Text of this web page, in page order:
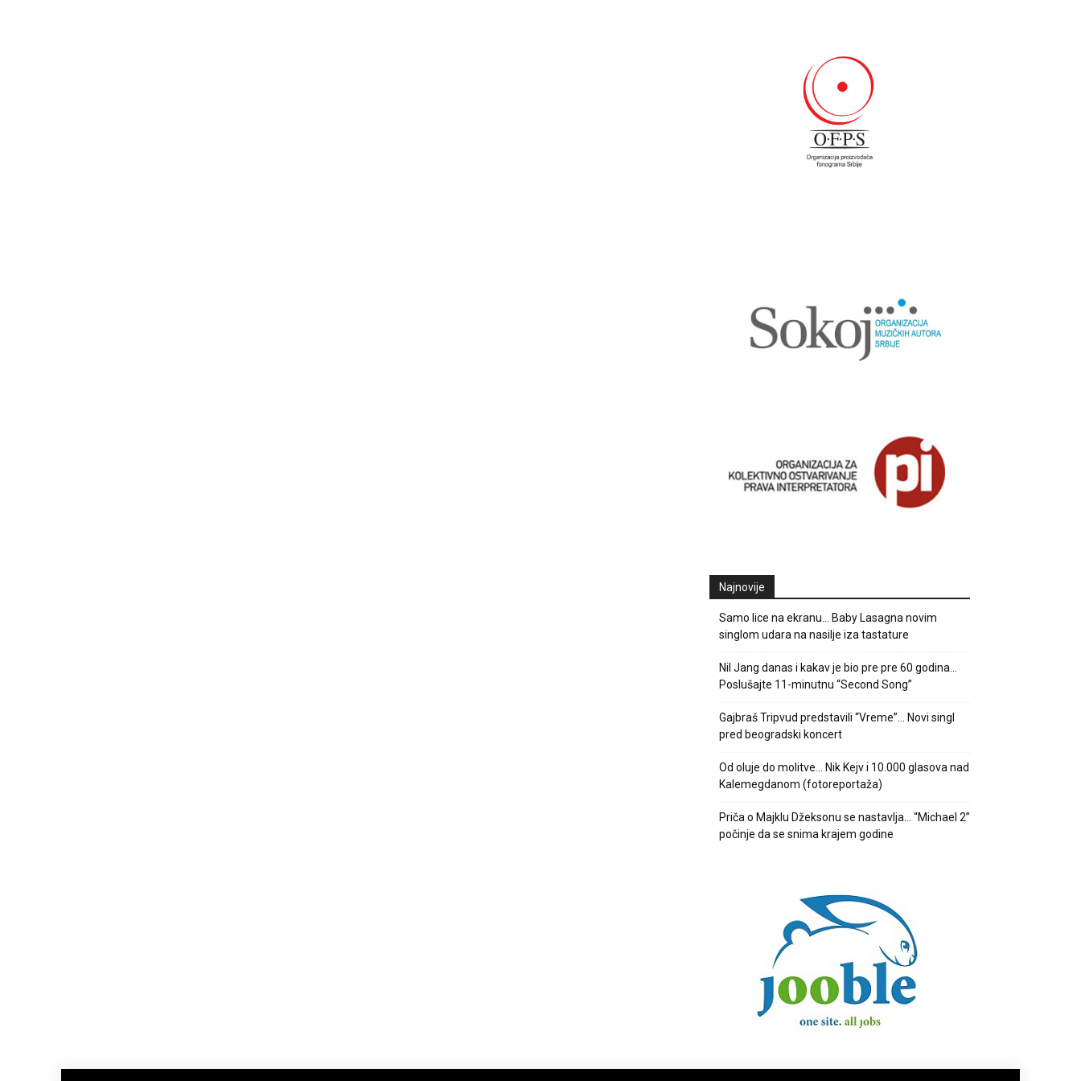
Najnovije
Samo lice na ekranu… Baby Lasagna novim
singlom udara na nasilje iza tastature
Nil Jang danas i kakav je bio pre pre 60 godina…
Poslušajte 11-minutnu “Second Song”
Gajbraš Tripvud predstavili “Vreme”… Novi singl
pred beogradski koncert
Od oluje do molitve… Nik Kejv i 10.000 glasova nad
Kalemegdanom (fotoreportaža)
Priča o Majklu Džeksonu se nastavlja… “Michael 2”
počinje da se snima krajem godine